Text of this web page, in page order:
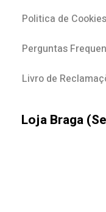
Politica de Cookies
Perguntas
Livro de
Loja Braga